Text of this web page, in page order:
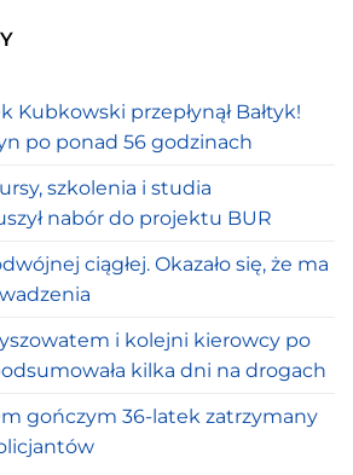
Kubkowski przepłynął Bałtyk!
po ponad 56 godzinach
szkolenia i studia
nabór do projektu BUR
ciągłej. Okazało się, że ma
i kolejni kierowcy po
kilka dni na drogach
gończym 36-latek zatrzymany